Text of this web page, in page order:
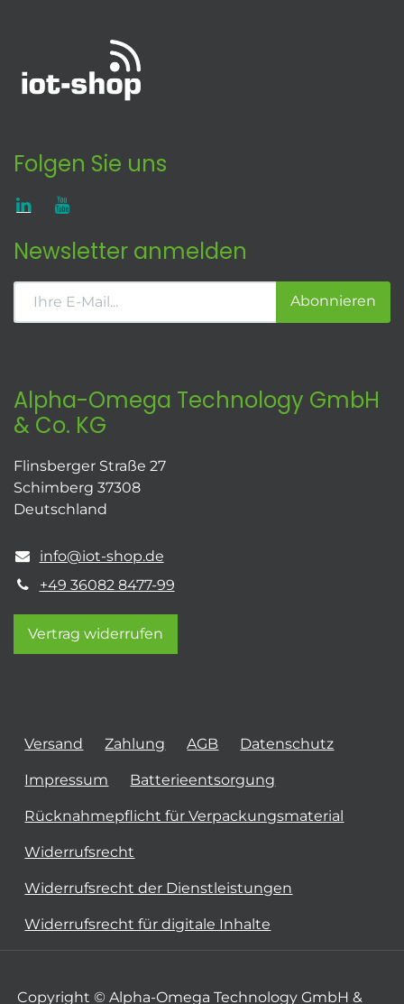
Folgen Sie uns
Newsletter anmelden
Abonnieren
Alpha-Omega Technology GmbH
& Co. KG
Flinsberger Straße 27
Schimberg 37308
Deutschland
info@iot-shop.de
+49 36082 8477-99
Vertrag widerrufen
Versand Zahlung AGB Datenschutz
Impressum Batterieentsorgung
Rücknahmepflicht für Verpackungsmaterial
Widerrufsrecht
Widerrufsrecht der Dienstleistungen
Widerrufsrecht für digitale Inhalte
Copyright © Alpha-Omega Technology GmbH &